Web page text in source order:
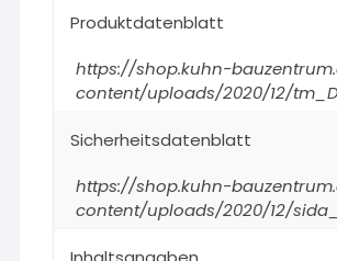
Produktdatenblatt
https://shop.kuhn-
content/uploads/2020/12/
Sicherheitsdatenblatt
https://shop.kuhn-
content/uploads/2020/12/